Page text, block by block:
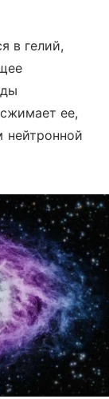
в гелий,
ее,
нейтронной